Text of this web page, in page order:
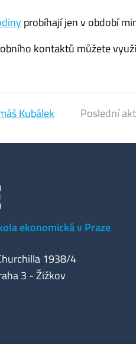
probíhají jen v období
kontaktů můžete
Kubálek Poslední
ekonomická v Praze
1938/4
3 - Žižkov